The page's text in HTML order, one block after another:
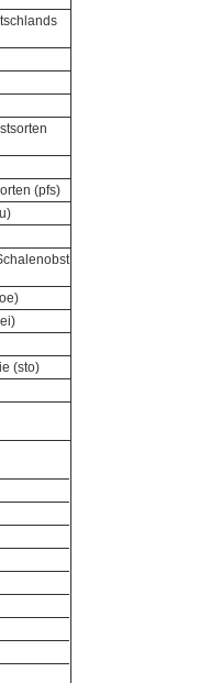
(pfs)
(sto)